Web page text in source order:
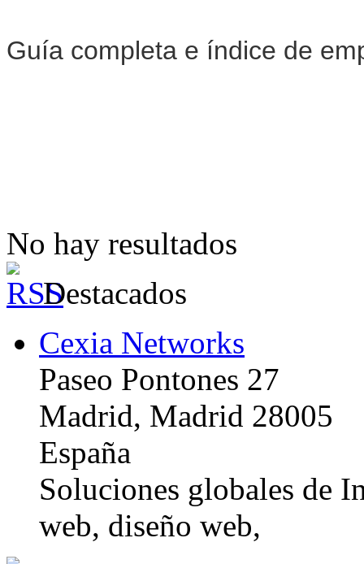
Guía completa e índice de
No hay resultados
Destacados
Cexia Networks
Paseo Pontones 27
Madrid, Madrid 28005
España
Soluciones globales de
web, diseño web,